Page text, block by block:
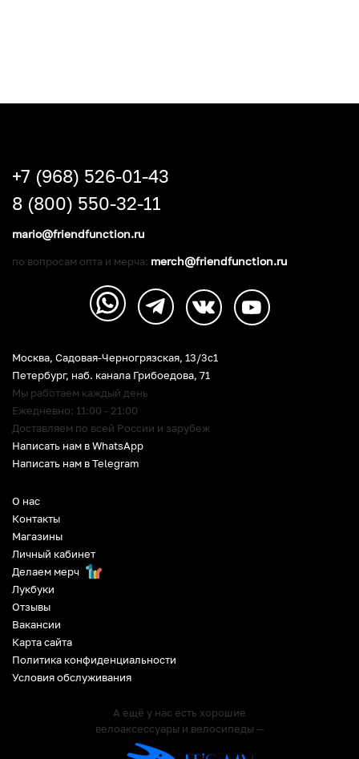
О нас
Контакты
Магазины
Личный кабинет
Делаем мерч
Лукбуки
Отзывы
Вакансии
Карта сайта
Политика конфиденциальности
Условия обслуживания
А ещё у нас есть хорошие
велоаксессуары и велосипеды —
Москва, Садовая-Черногрязская, 13/3c1
Петербург, наб. канала Грибоедова, 71
Мы работаем каждый день
Ежедневно: 11:00 - 21:00
Доставляем по всей России и зарубеж
Написать нам в WhatsApp
Написать нам в Telegram
+7 (968) 526-01-43
8 (800) 550-32-11
mario@friendfunction.ru
по вопросам опта и мерча: merch@friendfunction.ru